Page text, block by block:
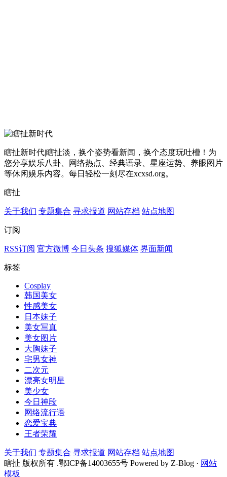
瞎扯新时代|瞎扯淡，换个姿势看新闻，换个态度玩吐槽！为
您分享娱乐八卦、网络热点、经典语录、星座运势、养眼图片
等休闲娱乐内容。每日轻松一刻尽在xcxsd.org。
瞎扯
关于我们 专题集合 寻求报道 网站存档 站点地图
订阅
RSS订阅 官方微博 今日头条 搜狐媒体 界面新闻
标签
Cosplay
韩国美女
性感美女
日本妹子
美女写真
美女图片
大胸妹子
宅男女神
二次元
漂亮女明星
美少女
今日神段
网络流行语
恋爱宝典
王者荣耀
关于我们 专题集合 寻求报道 网站存档 站点地图
瞎扯 版权所有 .鄂ICP备14003655号 Powered by Z-Blog · 网站
模板